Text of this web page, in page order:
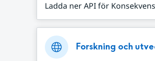
Ladda ner API för
Forskning och